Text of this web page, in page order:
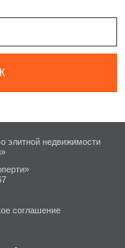
элитной недвижимости
соглашение